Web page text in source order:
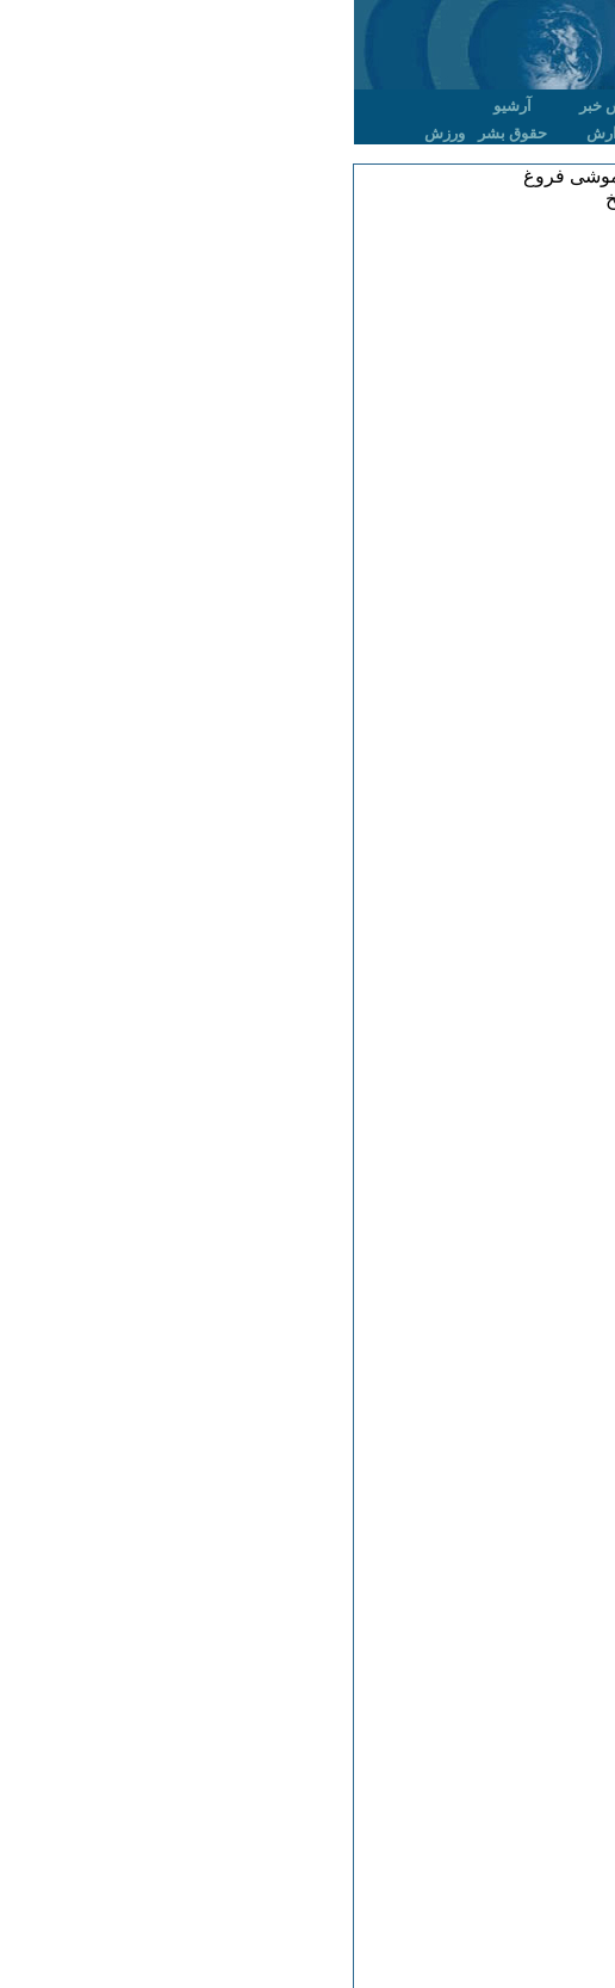
خبر
آرشیو
حقوق بشر ورزش
فروغ